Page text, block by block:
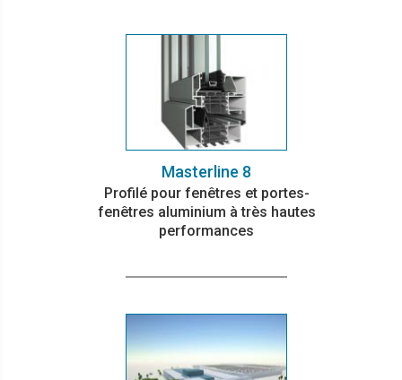
Masterline 8
Profilé pour fenêtres et portes-
fenêtres aluminium à très hautes
performances